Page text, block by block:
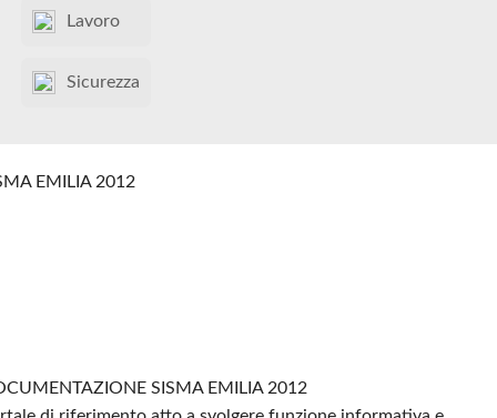
Lavoro
Sicurezza
EMILIA 2012
SISMA EMILIA 2012